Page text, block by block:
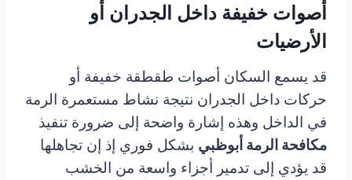
أصوات خفيفة داخل الجدران أو
الأرضيات
قد يسمع السكان أصوات طقطقة خفيفة أو
حركات داخل الجدران نتيجة نشاط مستعمرة الرمة
في الداخل وهذه إشارة واضحة إلى ضرورة تنفيذ
مكافحة الرمة أبوظبي بشكل فوري إذ إن تجاهلها
قد يؤدي إلى تدمير أجزاء واسعة من الخشب